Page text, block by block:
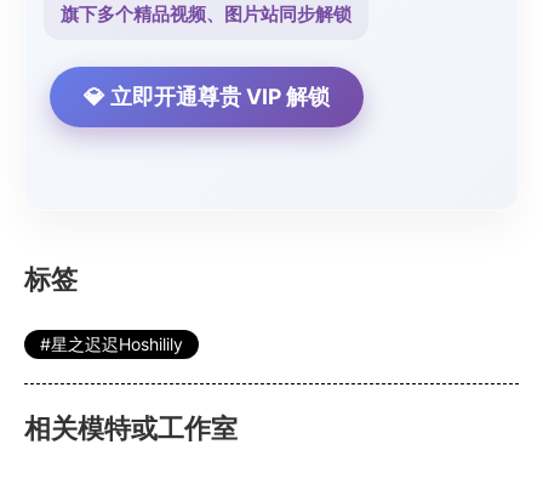
旗下多个精品视频、图片站同步解锁
💎 立即开通尊贵 VIP 解锁
标签
星之迟迟Hoshilily
相关模特或工作室